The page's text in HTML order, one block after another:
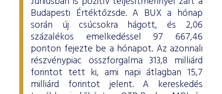
Budapesti Értéktőzsde. A BUX a hónap
során új csúcsokra hágott, és 2,06
százalékos emelkedéssel 97 667,46
ponton fejezte be a hónapot. Az azonnali
részvénypiac összforgalma 313,8 milliárd
forintot tett ki, ami napi átlagban 15,7
milliárd forintot jelent. A kereskedés